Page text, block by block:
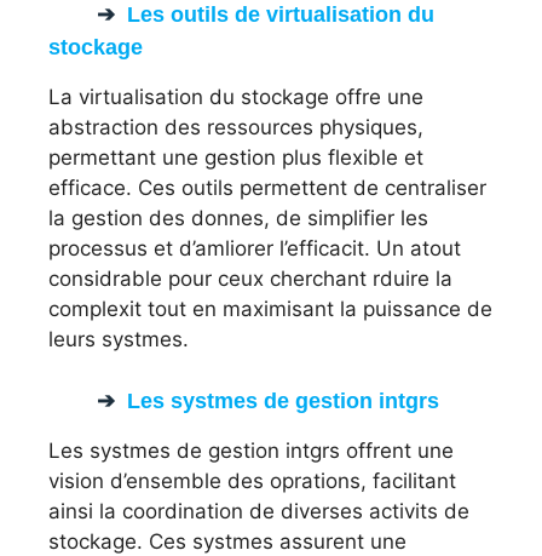
Les outils de virtualisation du
stockage
La virtualisation du stockage offre une
abstraction des ressources physiques,
permettant une gestion plus flexible et
efficace. Ces outils permettent de centraliser
la gestion des donnes, de simplifier les
processus et d’amliorer l’efficacit. Un atout
considrable pour ceux cherchant rduire la
complexit tout en maximisant la puissance de
leurs systmes.
Les systmes de gestion intgrs
Les systmes de gestion intgrs offrent une
vision d’ensemble des oprations, facilitant
ainsi la coordination de diverses activits de
stockage. Ces systmes assurent une